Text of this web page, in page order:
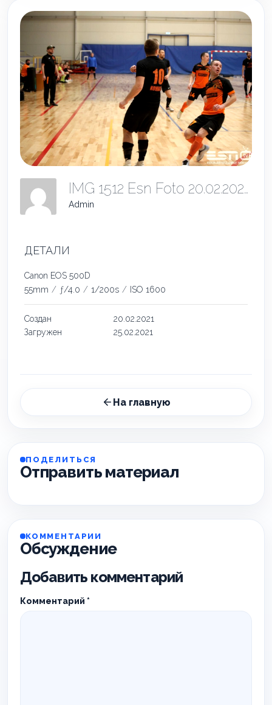
IMG 1512 Esn Foto 20.02.2021
Admin
ДЕТАЛИ
Canon EOS 500D
55mm / ƒ/4.0 / 1/200s / ISO 1600
Создан
20.02.2021
Загружен
25.02.2021
На главную
ПОДЕЛИТЬСЯ
Отправить материал
КОММЕНТАРИИ
Обсуждение
Добавить комментарий
Комментарий *